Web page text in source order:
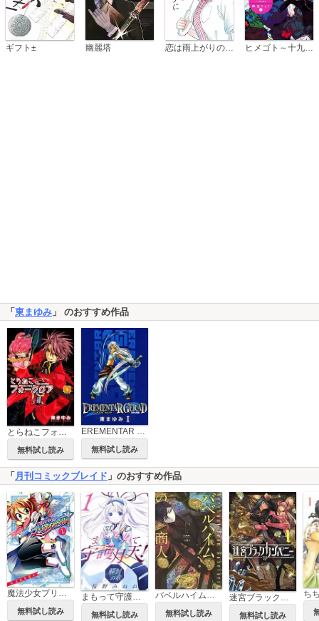
ギフト± 幽麗塔 恋は雨上がりのように ヒメゴト～十九歳の制服～
「 東まゆみ 」 のおすすめ作品
とらねこフォークロア
無料試し読み 無料試し読み
「 月刊コミックブレイド 」のおすすめ作品
魔法少女プリティ☆ベル
無料試し読み
まもって守護月天！ 解封の章
無料試し読み
バベルハイムの商人
無料試し読み
迷宮ブラックカンパニー
無料試し読み
ち